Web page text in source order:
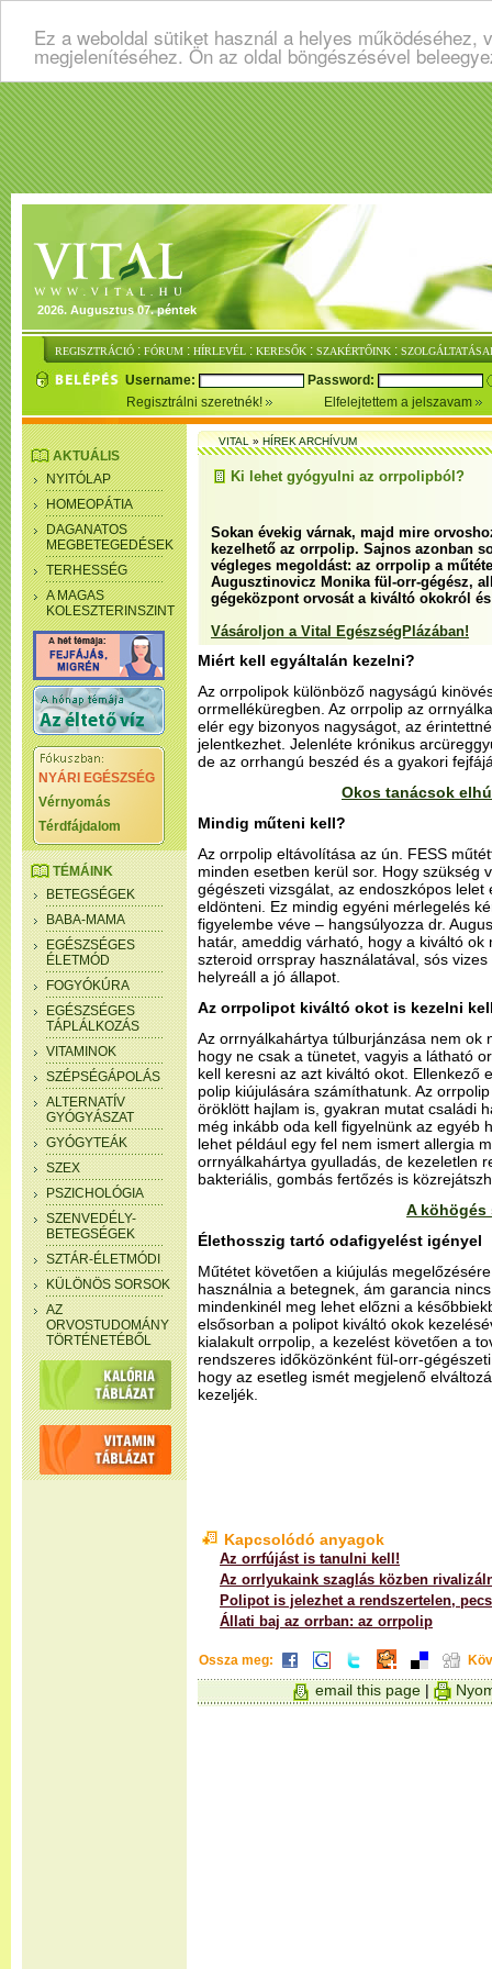
Ez a weboldal sütiket használ a helyes
megjelenítéséhez. Ön az oldal böngészésével
2026. Augusztus 07. péntek
REGISZTRÁCIÓ : FÓRUM : HÍRLEVÉL : KERESŐK : SZAKÉRTŐINK :
Username:
Password:
Regisztrálni szeretnék!
Elfelejtettem a jelszavam
AKTUÁLIS
NYITÓLAP
HOMEOPÁTIA
DAGANATOS
MEGBETEGEDÉSEK
TERHESSÉG
A MAGAS
KOLESZTERINSZINT
NYÁRI EGÉSZSÉG
Vérnyomás
Térdfájdalom
TÉMÁINK
BETEGSÉGEK
BABA-MAMA
EGÉSZSÉGES
ÉLETMÓD
FOGYÓKÚRA
EGÉSZSÉGES
TÁPLÁLKOZÁS
VITAMINOK
SZÉPSÉGÁPOLÁS
ALTERNATÍV
GYÓGYÁSZAT
GYÓGYTEÁK
SZEX
PSZICHOLÓGIA
SZENVEDÉLY-
BETEGSÉGEK
SZTÁR-ÉLETMÓDI
KÜLÖNÖS SORSOK
AZ
ORVOSTUDOMÁNY
TÖRTÉNETÉBŐL
VITAL»HÍREK ARCHÍVUM
Ki lehet gyógyulni az orrpolipból?
Sokan évekig várnak, majd mire
kezelhető az orrpolip. Sajnos azonban
végleges megoldást: az orrpolip a
Augusztinovicz Monika fül-orr-gégész,
gégeközpont orvosát a kiváltó okokról
Vásároljon a Vital EgészségPlázában!
Miért kell egyáltalán kezelni?
Az orrpolipok különböző nagyságú
orrmelléküregben. Az orrpolip az
elér egy bizonyos nagyságot, az
jelentkezhet. Jelenléte krónikus
de az orrhangú beszéd és a gyakori
Okos tanácsok
Mindig műteni kell?
Az orrpolip eltávolítása az ún. FESS
minden esetben kerül sor. Hogy szükség
gégészeti vizsgálat, az endoszkópos lelet
eldönteni. Ez mindig egyéni mérlegelés
figyelembe véve – hangsúlyozza dr.
határ, ameddig várható, hogy a kiváltó ok
szteroid orrspray használatával, sós
helyreáll a jó állapot.
Az orrpolipot kiváltó okot is kezelni
Az orrnyálkahártya túlburjánzása nem ok
hogy ne csak a tünetet, vagyis a látható
kell keresni az azt kiváltó okot. Ellenkező
polip kiújulására számíthatunk. Az
öröklött hajlam is, gyakran mutat családi
még inkább oda kell figyelnünk az egyéb
lehet például egy fel nem ismert allergia
orrnyálkahártya gyulladás, de kezeletlen
bakteriális, gombás fertőzés is
A köhögés
Élethosszig tartó odafigyelést igényel
Műtétet követően a kiújulás
használnia a betegnek, ám garancia
mindenkinél meg lehet előzni a
elsősorban a polipot kiváltó okok
kialakult orrpolip, a kezelést követően a
rendszeres időközönként fül-orr-
hogy az esetleg ismét megjelenő
kezeljék.
Kapcsolódó anyagok
Az orrfújást is tanulni kell!
Az orrlyukaink szaglás közben
Polipot is jelezhet a rendszertelen,
Állati baj az orrban: az orrpolip
Ossza meg:
email this page |